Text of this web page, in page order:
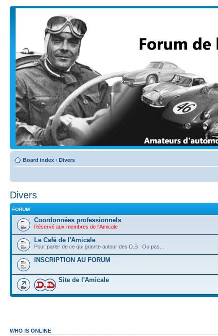
Board index ‹ Divers
Divers
FORUM
Coordonnées professionnels
Réservé aux membres de l'Amicale
Le Café de l'Amicale
Pour parler de ce qui gravite autour des D.B . Ou pas...
INSCRIPTION AU FORUM
Site de l'Amicale
WHO IS ONLINE